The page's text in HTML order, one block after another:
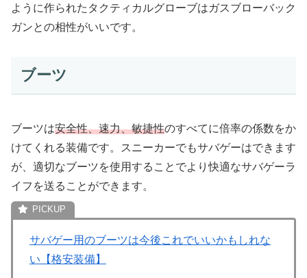
ように作られたタクティカルグローブはガスブローバック
ガンとの相性がいいです。
ブーツ
ブーツは安全性、速力、敏捷性のすべてに倍率の係数をか
けてくれる装備です。スニーカーでもサバゲーはできます
が、適切なブーツを使用することでより快適なサバゲーラ
イフを送ることができます。
サバゲー用のブーツは今後これでいいかもしれな
い【格安装備】